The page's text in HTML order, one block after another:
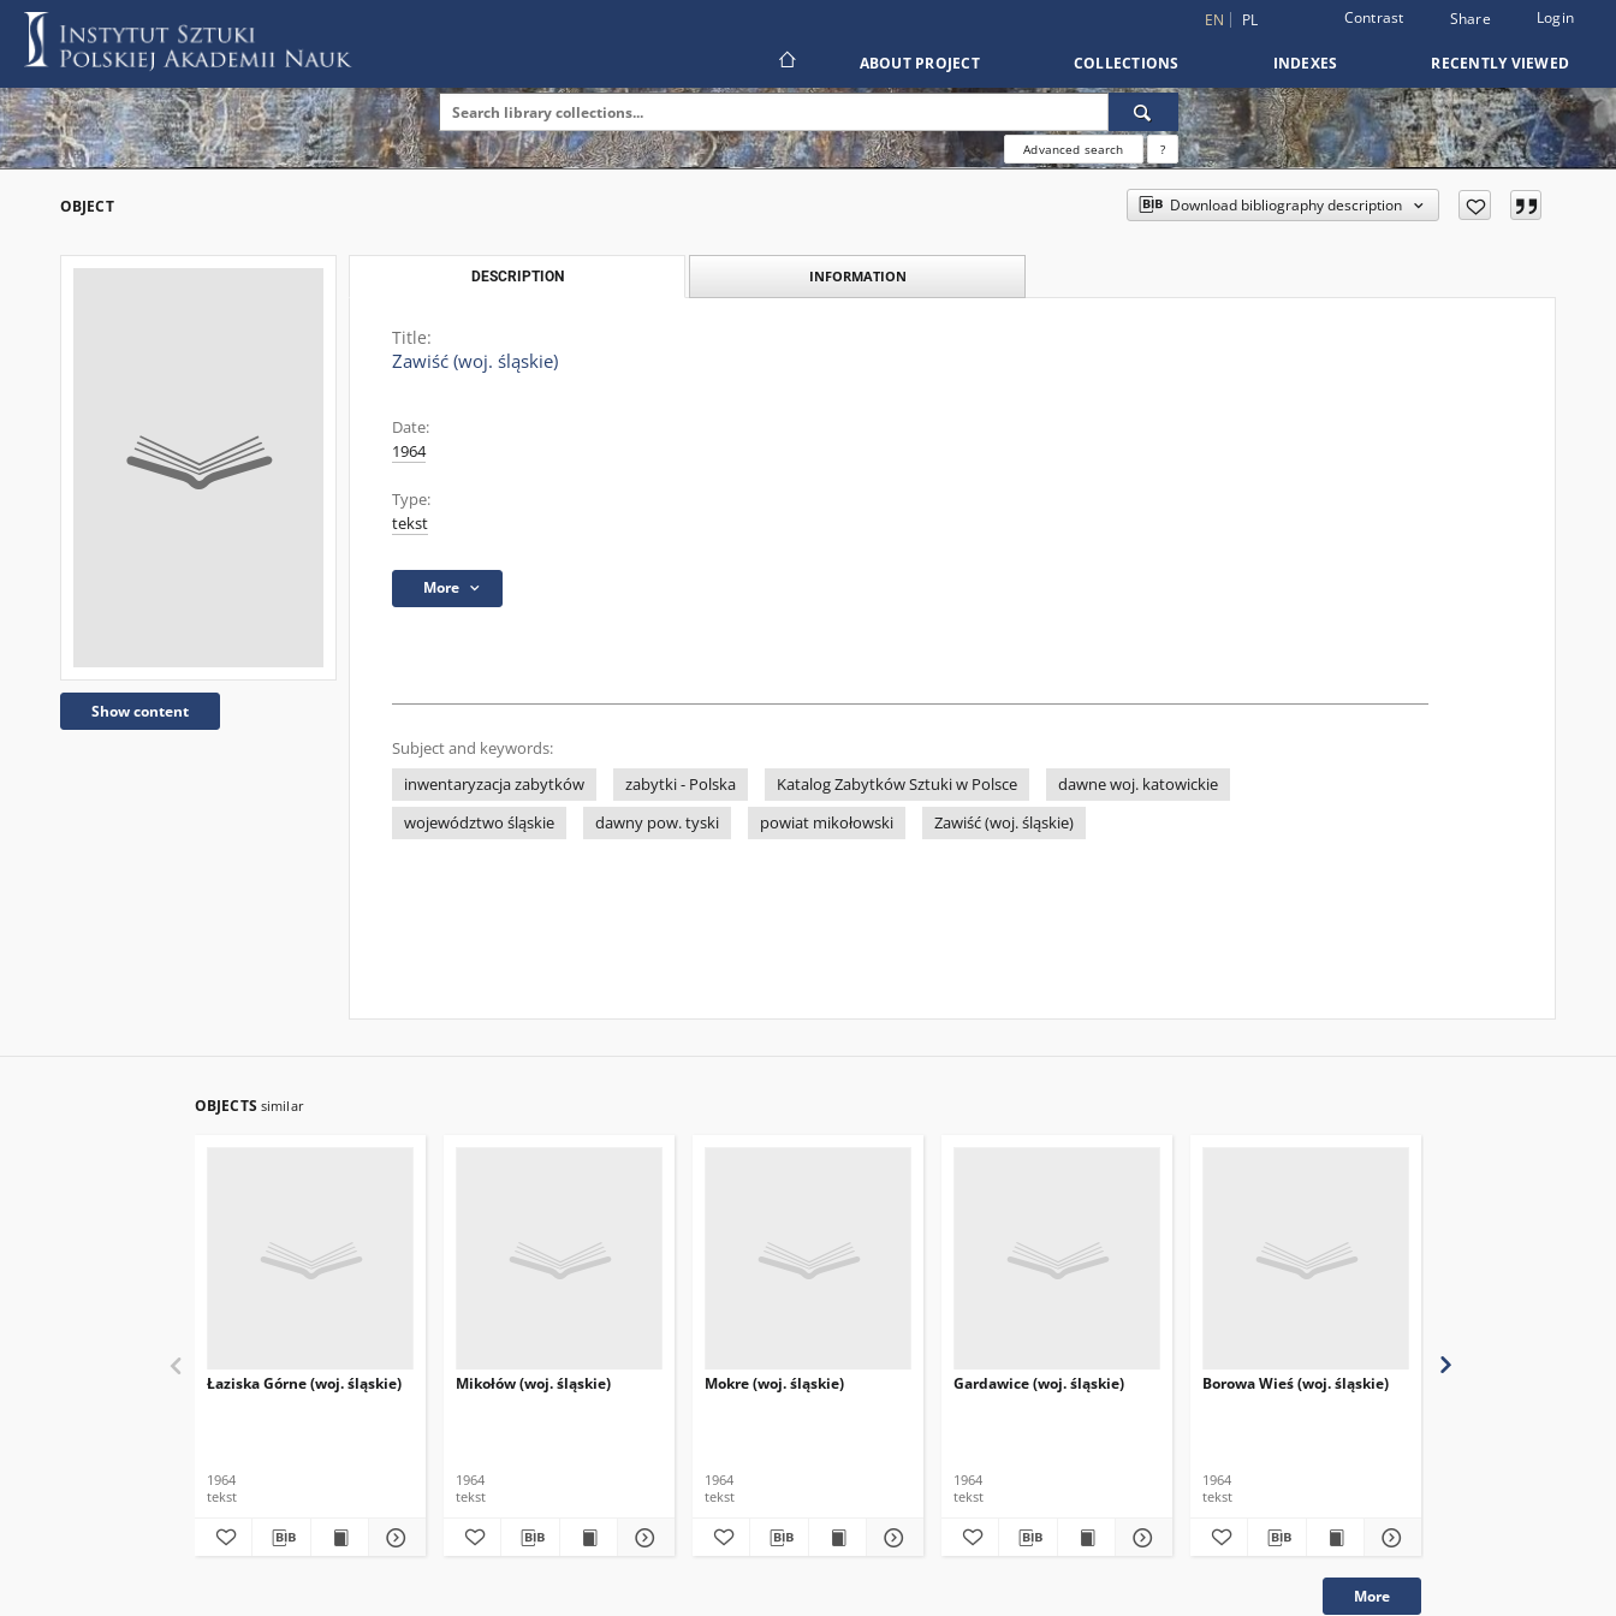
EN PL Contrast Share Login
ABOUT PROJECT COLLECTIONS INDEXES RECENTLY VIEWED
Advanced search ?
OBJECT Download bibliography description
Show content
DESCRIPTION INFORMATION
Title:
Zawiść (woj. śląskie)
Date:
1964
Type:
tekst
More
Subject and keywords:
inwentaryzacja zabytków
zabytki - Polska Katalog Zabytków Sztuki w Polsce
dawne woj. katowickie
województwo śląskie
dawny pow. tyski powiat mikołowski Zawiść (woj. śląskie)
OBJECTS similar
Łaziska Górne (woj. śląskie)
1964
tekst
Mikołów (woj. śląskie)
1964
tekst
Mokre (woj. śląskie)
1964
tekst
Gardawice (woj. śląskie)
1964
tekst
Borowa Wieś (woj. śląskie)
1964
tekst
More